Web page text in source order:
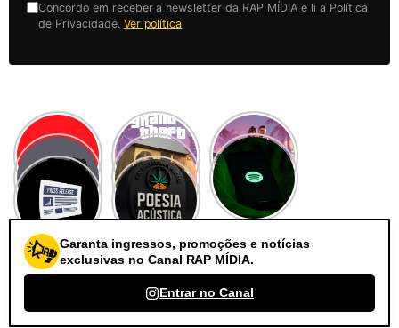
Concordo em receber a newsletter da RAP MÍDIA e li a Política
de Privacidade. Ver política
Garanta ingressos, promoções e notícias
exclusivas no Canal RAP MÍDIA.
Entrar no Canal